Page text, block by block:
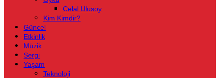
Celal Ulusoy
Kim Kimdir?
Güncel
Etkinlik
Müzik
Sergi
Yaşam
Teknoloji